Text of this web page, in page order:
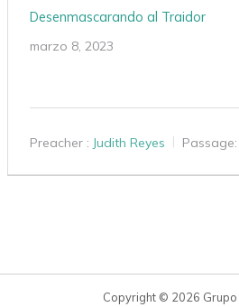
Desenmascarando al Traidor
marzo 8, 2023
Preacher : Judith Reyes Passage:
Copyright © 2026 Grupo